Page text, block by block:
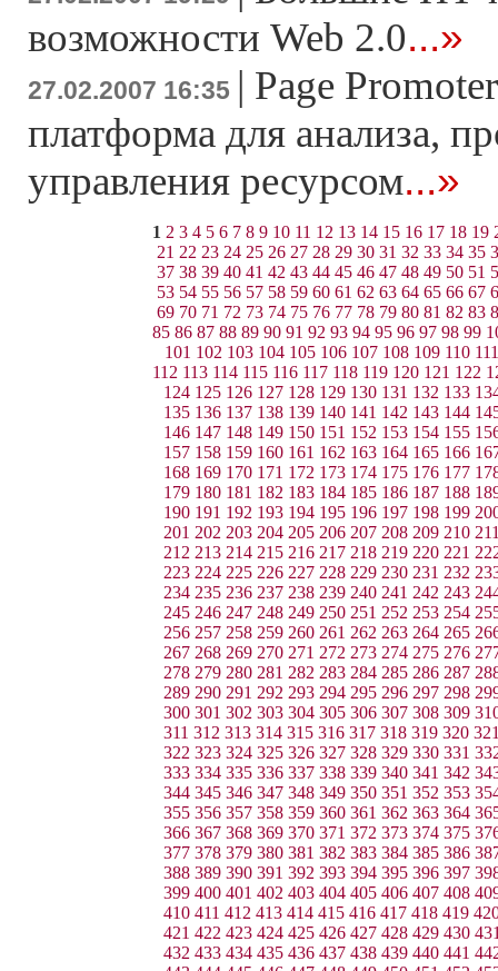
возможности Web 2.0...»
27.02.2007 16:35 | Page
платформа для анализа,
управления ресурсом...»
1 2 3 4 5 6 7 8 9 10 11 12 13 14 15 16 17 18 19
21 22 23 24 25 26 27 28 29 30 31 32 33 34 35
37 38 39 40 41 42 43 44 45 46 47 48 49 50 51
53 54 55 56 57 58 59 60 61 62 63 64 65 66 67
69 70 71 72 73 74 75 76 77 78 79 80 81 82 83
85 86 87 88 89 90 91 92 93 94 95 96 97 98 99
101 102 103 104 105 106 107 108 109 110 111
112 113 114 115 116 117 118 119 120 121 122
124 125 126 127 128 129 130 131 132 133
135 136 137 138 139 140 141 142 143 144
146 147 148 149 150 151 152 153 154 155
157 158 159 160 161 162 163 164 165 166
168 169 170 171 172 173 174 175 176 177
179 180 181 182 183 184 185 186 187 188
190 191 192 193 194 195 196 197 198 199
201 202 203 204 205 206 207 208 209 210
212 213 214 215 216 217 218 219 220 221
223 224 225 226 227 228 229 230 231 232
234 235 236 237 238 239 240 241 242 243
245 246 247 248 249 250 251 252 253 254
256 257 258 259 260 261 262 263 264 265
267 268 269 270 271 272 273 274 275 276
278 279 280 281 282 283 284 285 286 287
289 290 291 292 293 294 295 296 297 298
300 301 302 303 304 305 306 307 308 309
311 312 313 314 315 316 317 318 319 320
322 323 324 325 326 327 328 329 330 331
333 334 335 336 337 338 339 340 341 342
344 345 346 347 348 349 350 351 352 353
355 356 357 358 359 360 361 362 363 364
366 367 368 369 370 371 372 373 374 375
377 378 379 380 381 382 383 384 385 386
388 389 390 391 392 393 394 395 396 397
399 400 401 402 403 404 405 406 407 408
410 411 412 413 414 415 416 417 418 419
421 422 423 424 425 426 427 428 429 430
432 433 434 435 436 437 438 439 440 441